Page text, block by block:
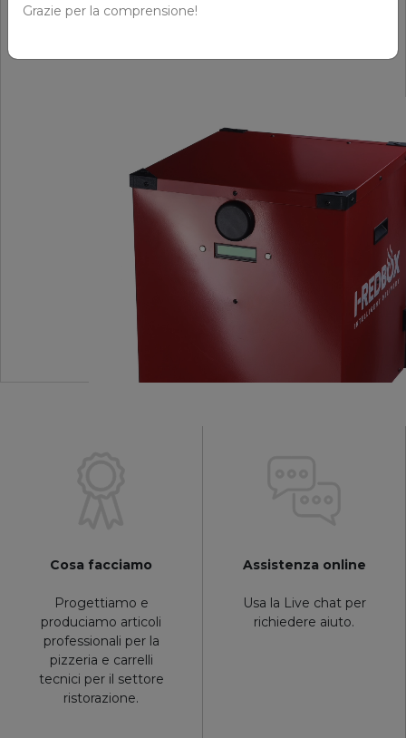
SCOPRI DI PIÙ
Cosa facciamo
Progettiamo e
produciamo articoli
professionali per la
pizzeria e carrelli
tecnici per il settore
ristorazione.
Assistenza online
Usa la Live chat per
richiedere aiuto.
Grazie per la comprensione!